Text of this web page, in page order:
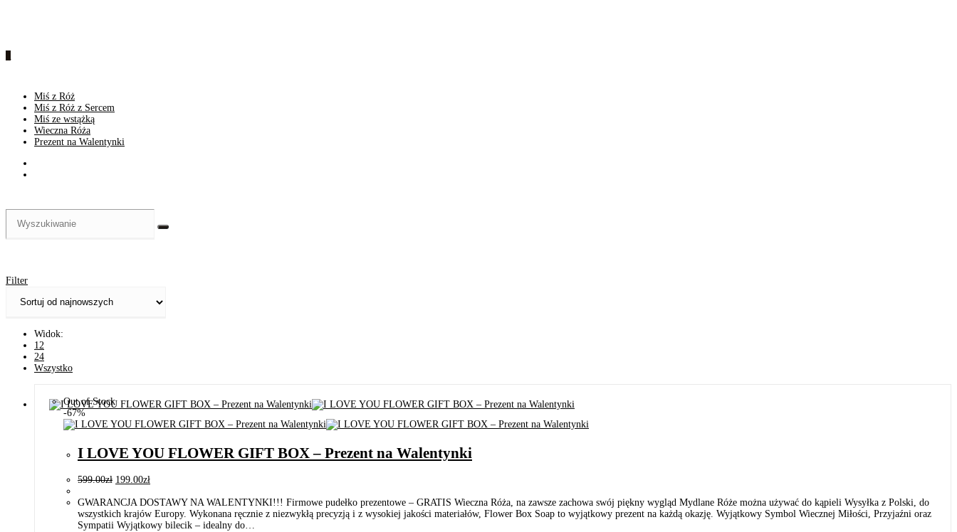
Miś z Róż
Miś z Róż z Sercem
Miś ze wstążką
Wieczna Róża
Prezent na Walentynki
Filter
Widok:
12
24
Wszystko
Out of Stock
-67%
I LOVE YOU FLOWER GIFT BOX – Prezent na Walentynki
599.00zł 199.00zł
GWARANCJA DOSTAWY NA WALENTYNKI!!! Firmowe pudełko prezentowe – GRATIS Wieczna Róża, na zawsze zachowa swój piękny wygląd Mydlane Róże można używać do kąpieli Wysyłka z Polski, do
wszystkich krajów Europy. Wykonana ręcznie z niezwykłą precyzją i z wysokiej jakości materiałów, Flower Box Soap to wyjątkowy prezent na każdą okazję. Wyjątkowy Symbol Wiecznej Miłości, Przyjaźni oraz
Sympatii Wyjątkowy bilecik – idealny do…